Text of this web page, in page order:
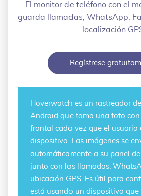
El monitor de teléfono con el
guarda llamadas, WhatsApp,
localización
Regístrese
Hoverwatch es un rastreador
Android que toma una foto
frontal cada vez que el usuario
dispositivo. Las imágenes se
automáticamente a su panel
junto con las llamadas,
ubicación GPS. Es útil para
está usando un dispositivo que